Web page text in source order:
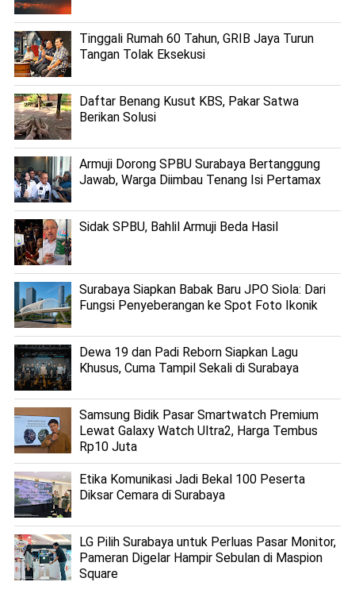
Tinggali Rumah 60 Tahun, GRIB Jaya Turun
Tangan Tolak Eksekusi
Daftar Benang Kusut KBS, Pakar Satwa
Berikan Solusi
Armuji Dorong SPBU Surabaya Bertanggung
Jawab, Warga Diimbau Tenang Isi Pertamax
Sidak SPBU, Bahlil Armuji Beda Hasil
Surabaya Siapkan Babak Baru JPO Siola: Dari
Fungsi Penyeberangan ke Spot Foto Ikonik
Dewa 19 dan Padi Reborn Siapkan Lagu
Khusus, Cuma Tampil Sekali di Surabaya
Samsung Bidik Pasar Smartwatch Premium
Lewat Galaxy Watch Ultra2, Harga Tembus
Rp10 Juta
Etika Komunikasi Jadi Bekal 100 Peserta
Diksar Cemara di Surabaya
LG Pilih Surabaya untuk Perluas Pasar Monitor,
Pameran Digelar Hampir Sebulan di Maspion
Square